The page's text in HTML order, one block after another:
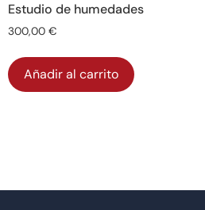
Estudio de humedades
300,00 €
Añadir al carrito